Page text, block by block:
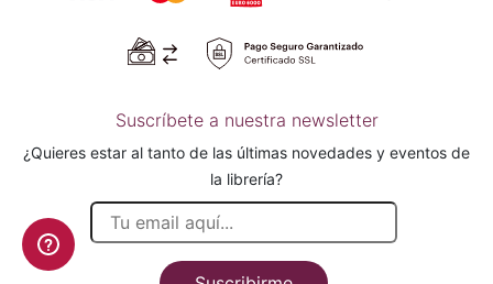
Suscríbete a nuestra newsletter
¿Quieres estar al tanto de las últimas novedades y eventos de
la librería?